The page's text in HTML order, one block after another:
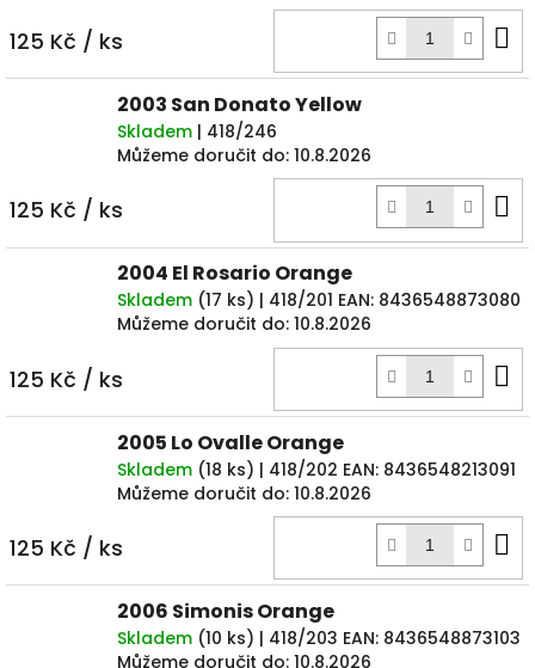
125 Kč / ks
2003 San Donato Yellow
Skladem | 418/246
Můžeme doručit do: 10.8.2026
125 Kč / ks
2004 El Rosario Orange
Skladem (17 ks) | 418/201 EAN: 8436548873080
Můžeme doručit do: 10.8.2026
125 Kč / ks
2005 Lo Ovalle Orange
Skladem (18 ks) | 418/202 EAN: 8436548213091
Můžeme doručit do: 10.8.2026
125 Kč / ks
2006 Simonis Orange
Skladem (10 ks) | 418/203 EAN: 8436548873103
Můžeme doručit do: 10.8.2026